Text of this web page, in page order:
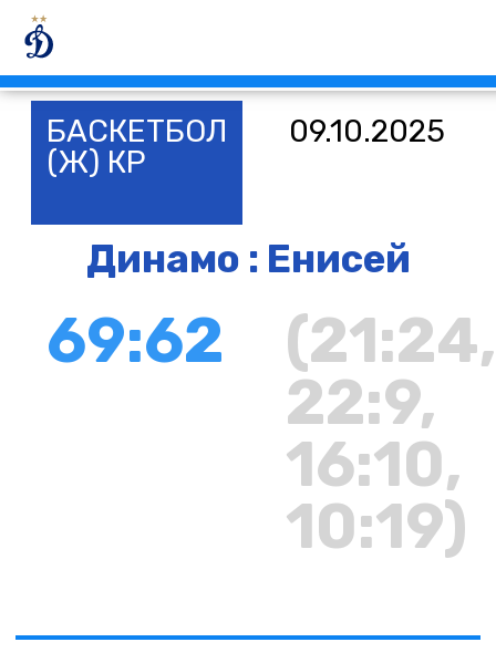
БАСКЕТБОЛ
(Ж) КР
09.10.2025
Динамо : Енисей
69:62
(21:24,
22:9,
16:10,
10:19)